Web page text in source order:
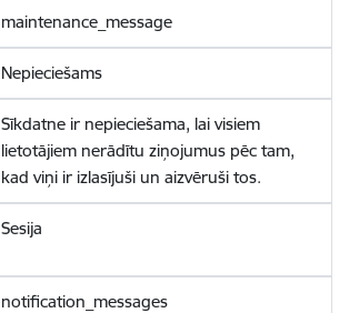
maintenance_message
Nepieciešams
Sīkdatne ir nepieciešama, lai visiem
lietotājiem nerādītu ziņojumus pēc tam,
kad viņi ir izlasījuši un aizvēruši tos.
Sesija
notification_messages